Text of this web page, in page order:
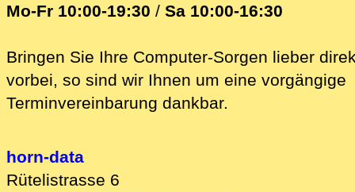
Mo-Fr 10:00-19:30 / Sa 10:00-16:30
Bringen Sie Ihre Computer-Sorgen lieber
vorbei, so sind wir Ih‍nen um eine vorgängige
Terminvereinbarung dankbar.
horn-data
Rütelistrasse 6